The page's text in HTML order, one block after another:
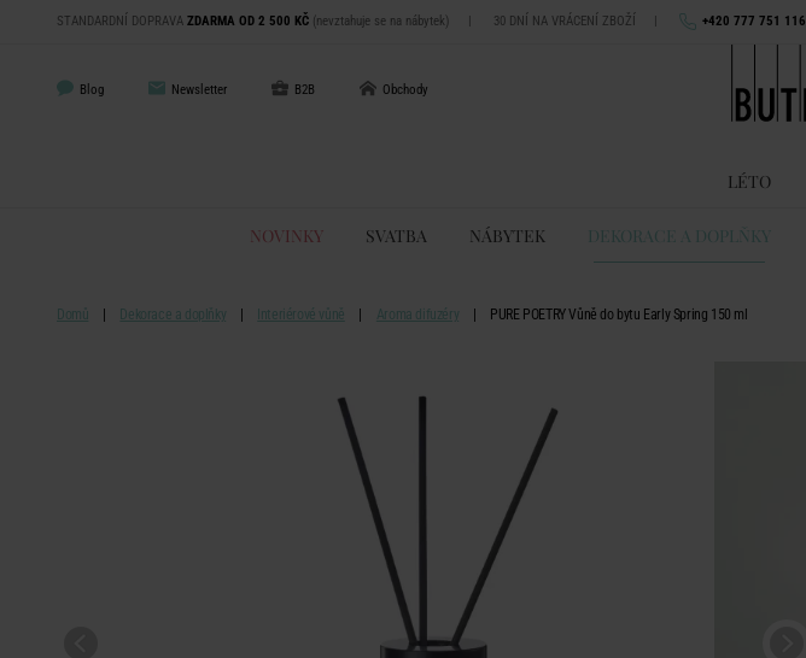
STANDARDNÍ DOPRAVA ZDARMA OD 2 500 KČ (nevztahuje se na nábytek) | 30 DNÍ NA VRÁCENÍ ZBOŽÍ | +420 777 751 116
Blog Newsletter B2B Obchody
LÉTO
NOVINKY SVATBA NÁBYTEK DEKORACE A DOPLŇKY
Domů Dekorace a doplňky Interiérové vůně Aroma difuzéry PURE POETRY Vůně do bytu Early Spring 150 ml